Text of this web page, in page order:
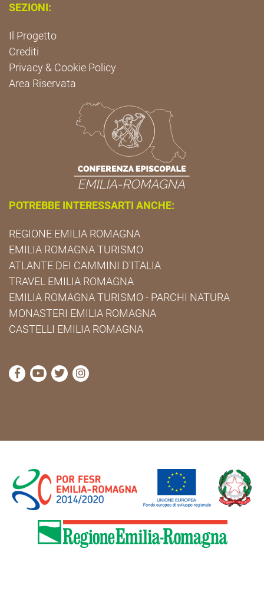
SEZIONI:
Il Progetto
Crediti
Privacy & Cookie Policy
Area Riservata
POTREBBE INTERESSARTI ANCHE:
REGIONE EMILIA ROMAGNA
EMILIA ROMAGNA TURISMO
ATLANTE DEI CAMMINI D'ITALIA
TRAVEL EMILIA ROMAGNA
EMILIA ROMAGNA TURISMO - PARCHI NATURA
MONASTERI EMILIA ROMAGNA
CASTELLI EMILIA ROMAGNA
visita la pagina Facebook di Cammini Emilia-
visita la pagina YouTube di Cammini Emilia-
visita la pagina Twitter di Cammini Emilia-
visita la pagina Instagram di Cammini